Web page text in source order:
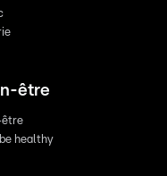
être
être
healthy